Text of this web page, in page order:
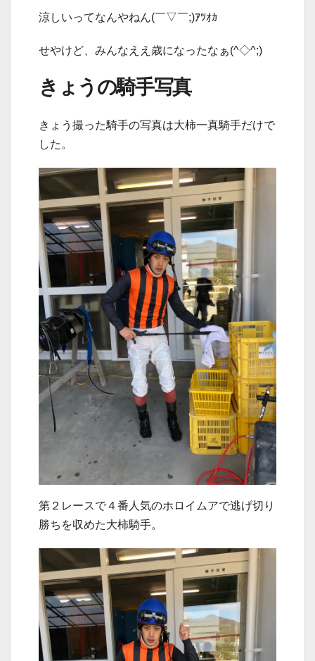
涼しいってなんやねん(￣▽￣;)ｱﾂｵｶ
せやけど、みんなええ歳になったなぁ(^◇^;)
きょうの騎手写真
きょう撮った騎手の写真は大柿一真騎手だけで
した。
第２レースで４番人気のホロイムアで逃げ切り
勝ちを収めた大柿騎手。